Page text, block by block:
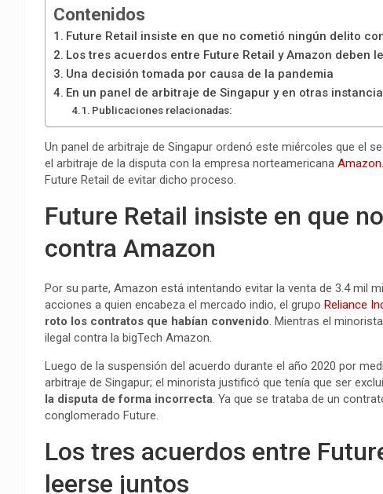
Contenidos
Future Retail insiste en que no cometió ningún delito
Los tres acuerdos entre Future Retail y Amazon deben
Una decisión tomada por causa de la pandemia
En un panel de arbitraje de Singapur y en otras
Publicaciones relacionadas:
Un panel de arbitraje de Singapur ordenó este miércoles que el
el arbitraje de la disputa con la empresa norteamericana Amazon
Future Retail de evitar dicho proceso.
Future Retail insiste en que
contra Amazon
Por su parte, Amazon está intentando evitar la venta de 3.4 mil
acciones a quien encabeza el mercado indio, el grupo Reliance
roto los contratos que habían convenido. Mientras el
ilegal contra la bigTech Amazon.
Luego de la suspensión del acuerdo durante el año 2020 por
arbitraje de Singapur; el minorista justificó que tenía que ser
la disputa de forma incorrecta. Ya que se trataba de un
conglomerado Future.
Los tres acuerdos entre
leerse juntos